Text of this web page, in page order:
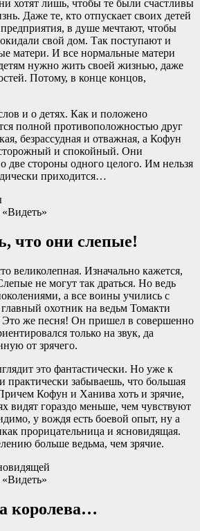
хотят лишь, чтобы те были счастливы
Даже те, кто отпускает своих детей
в душе мечтают, чтобы
свой дом. Так поступают и
матери. И все нормальные матери
нужно жить своей жизнью, даже
Потому, в конце концов,
и о детях. Как и положено
полной противоположностью друг
безрассудная и отважная, а Кофун
и спокойный. Они
две стороны одного целого. Им нельзя
приходится…
что они слепые!
великолепная. Изначально кажется,
не могут так драться. Но ведь
а все воины учились с
охотник на ведьм Томакти
же песня! Он пришел в совершенно
только на звук, да
от зрячего.
это фантастически. Но уже к
практически забываешь, что большая
Кофун и Ханива хоть и зрячие,
видят гораздо меньше, чем чувствуют
у вождя есть боевой опыт, ну а
прорицательница и ясновидящая.
больше ведьма, чем зрячие.
королева…